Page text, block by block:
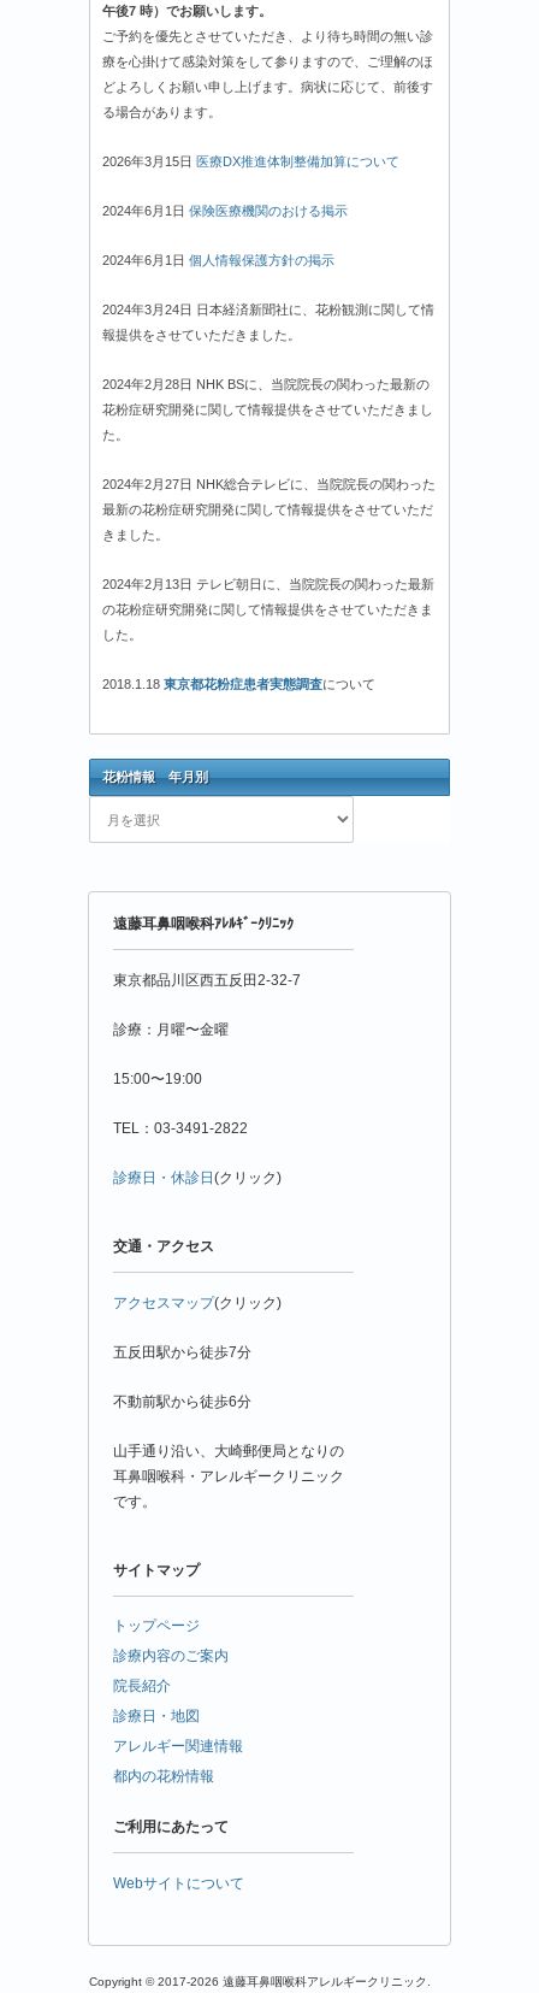
午後7 時）でお願いします。
ご予約を優先とさせていただき、より待ち時間の無い診
療を心掛けて感染対策をして参りますので、ご理解のほ
どよろしくお願い申し上げます。病状に応じて、前後す
る場合があります。
2026年3月15日 医療DX推進体制整備加算について
2024年6月1日 保険医療機関のおける掲示
2024年6月1日 個人情報保護方針の掲示
2024年3月24日 日本経済新聞社に、花粉観測に関して情
報提供をさせていただきました。
2024年2月28日 NHK BSに、当院院長の関わった最新の
花粉症研究開発に関して情報提供をさせていただきまし
た。
2024年2月27日 NHK総合テレビに、当院院長の関わった
最新の花粉症研究開発に関して情報提供をさせていただ
きました。
2024年2月13日 テレビ朝日に、当院院長の関わった最新
の花粉症研究開発に関して情報提供をさせていただきま
した。
2018.1.18 東京都花粉症患者実態調査について
花粉情報 年月別
花
粉
遠藤耳鼻咽喉科ｱﾚﾙｷﾞｰｸﾘﾆｯｸ
東京都品川区西五反田2-32-7
診療：月曜〜金曜
15:00〜19:00
TEL：03-3491-2822
診療日・休診日 (クリック)
交通・アクセス
アクセスマップ(クリック)
五反田駅から徒歩7分
不動前駅から徒歩6分
山手通り沿い、大崎郵便局となりの
耳鼻咽喉科・アレルギークリニック
です。
サイトマップ
トップページ
診療内容のご案内
院長紹介
診療日・地図
アレルギー関連情報
都内の花粉情報
ご利用にあたって
Webサイトについて
Copyright © 2017-2026 遠藤耳鼻咽喉科アレルギークリニック.